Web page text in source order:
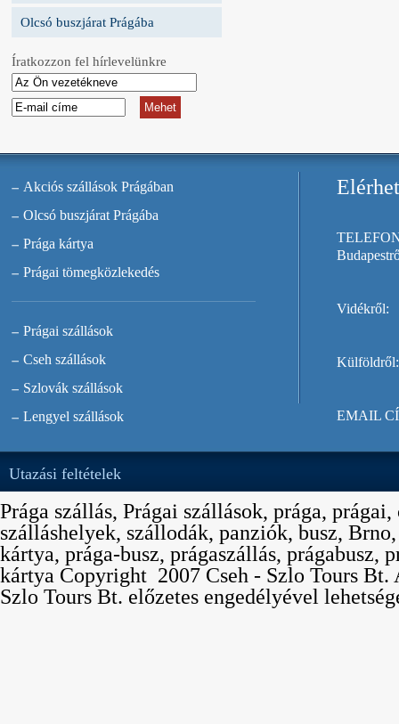
Olcsó buszjárat Prágába
Íratkozzon fel hírlevelünkre
Akciós szállások Prágában
Olcsó buszjárat Prágába
Prága kártya
Prágai tömegközlekedés
Prágai szállások
Cseh szállások
Szlovák szállások
Lengyel szállások
Vidékről:
Külföldről:
EMAIL
Utazási feltételek
Prága szállás, Prágai szállások, prága,
szálláshelyek, szállodák, panziók, busz,
kártya, prága-busz, prágaszállás, prágabusz,
kártya Copyright  2007 Cseh - Szlo Tours
Szlo Tours Bt. előzetes engedélyével